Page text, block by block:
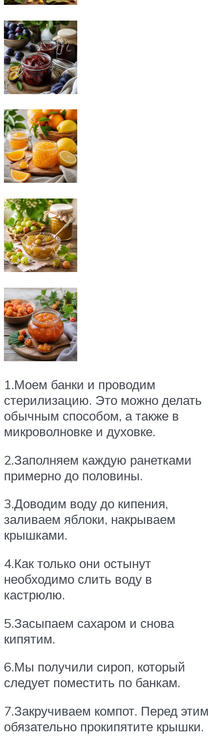
1.Моем банки и проводим
стерилизацию. Это можно делать
обычным способом, а также в
микроволновке и духовке.
2.Заполняем каждую ранетками
примерно до половины.
3.Доводим воду до кипения,
заливаем яблоки, накрываем
крышками.
4.Как только они остынут
необходимо слить воду в
кастрюлю.
5.Засыпаем сахаром и снова
кипятим.
6.Мы получили сироп, который
следует поместить по банкам.
7.Закручиваем компот. Перед этим
обязательно прокипятите крышки.